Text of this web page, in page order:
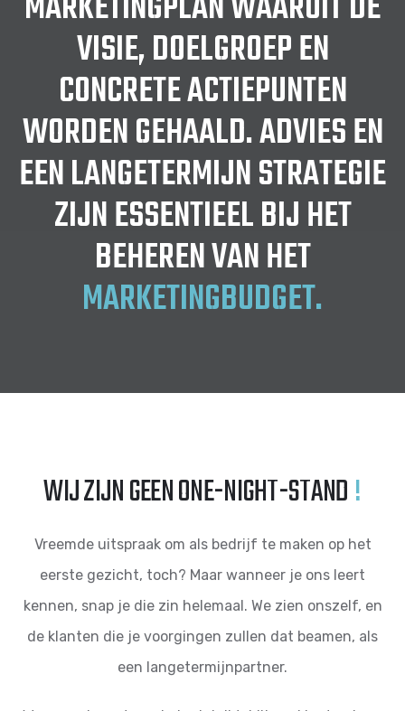
VISIE, DOELGROEP EN
CONCRETE ACTIEPUNTEN
WORDEN GEHAALD. ADVIES EN
EEN LANGETERMIJN STRATEGIE
ZIJN ESSENTIEEL BIJ HET
BEHEREN VAN HET
MARKETINGBUDGET.
WIJ ZIJN GEEN ONE-NIGHT-STAND!
Vreemde uitspraak om als bedrijf te maken op het
eerste gezicht, toch? Maar wanneer je ons leert
kennen, snap je die zin helemaal. We zien onszelf, en
de klanten die je voorgingen zullen dat beamen, als
een langetermijnpartner.